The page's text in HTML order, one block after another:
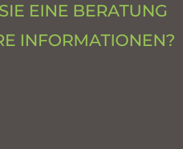
EINE BERATUNG
INFORMATIONEN?